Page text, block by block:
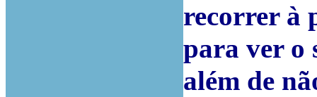
recorrer à
para ver o
além de